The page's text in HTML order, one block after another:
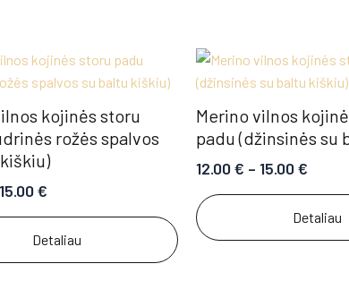
kojinės storu
rožės spalvos
15.00€
Detaliau
Merino vilnos
padu (džinsinės su
12.00€ – 15.00€
Detaliau